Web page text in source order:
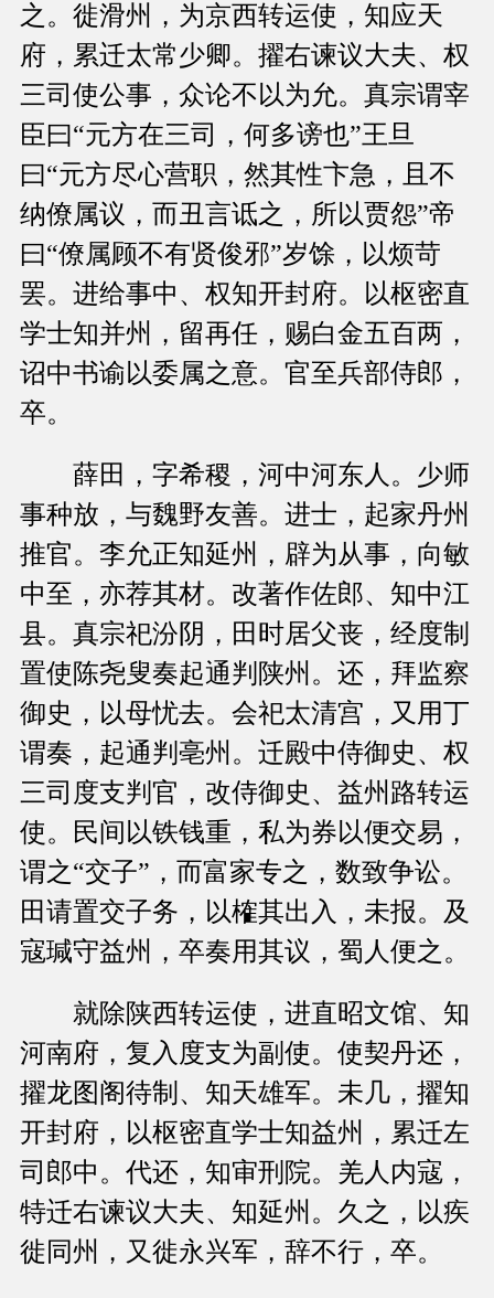
之。徙滑州，为京西转运使，知应天
府，累迁太常少卿。擢右谏议大夫、权
三司使公事，众论不以为允。真宗谓宰
臣曰“元方在三司，何多谤也”王旦
曰“元方尽心营职，然其性卞急，且不
纳僚属议，而丑言诋之，所以贾怨”帝
曰“僚属顾不有贤俊邪”岁馀，以烦苛
罢。进给事中、权知开封府。以枢密直
学士知并州，留再任，赐白金五百两，
诏中书谕以委属之意。官至兵部侍郎，
卒。
薛田，字希稷，河中河东人。少师
事种放，与魏野友善。进士，起家丹州
推官。李允正知延州，辟为从事，向敏
中至，亦荐其材。改著作佐郎、知中江
县。真宗祀汾阴，田时居父丧，经度制
置使陈尧叟奏起通判陕州。还，拜监察
御史，以母忧去。会祀太清宫，又用丁
谓奏，起通判亳州。迁殿中侍御史、权
三司度支判官，改侍御史、益州路转运
使。民间以铁钱重，私为券以便交易，
谓之“交子”，而富家专之，数致争讼。
田请置交子务，以榷其出入，未报。及
寇瑊守益州，卒奏用其议，蜀人便之。
就除陕西转运使，进直昭文馆、知
河南府，复入度支为副使。使契丹还，
擢龙图阁待制、知天雄军。未几，擢知
开封府，以枢密直学士知益州，累迁左
司郎中。代还，知审刑院。羌人内寇，
特迁右谏议大夫、知延州。久之，以疾
徙同州，又徙永兴军，辞不行，卒。